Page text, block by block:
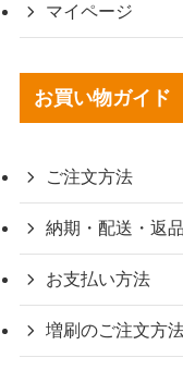
マイページ
お買い物ガイド
ご注文方法
納期・配送・返
お支払い方法
増刷のご注文方